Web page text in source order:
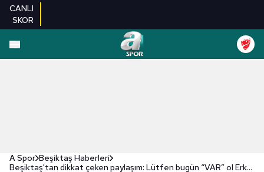
CANLI
SKOR
A Spor Beşiktaş Haberleri
Beşiktaş'tan dikkat çeken paylaşım: Lütfen bugün “VAR” ol Erkan Engin!